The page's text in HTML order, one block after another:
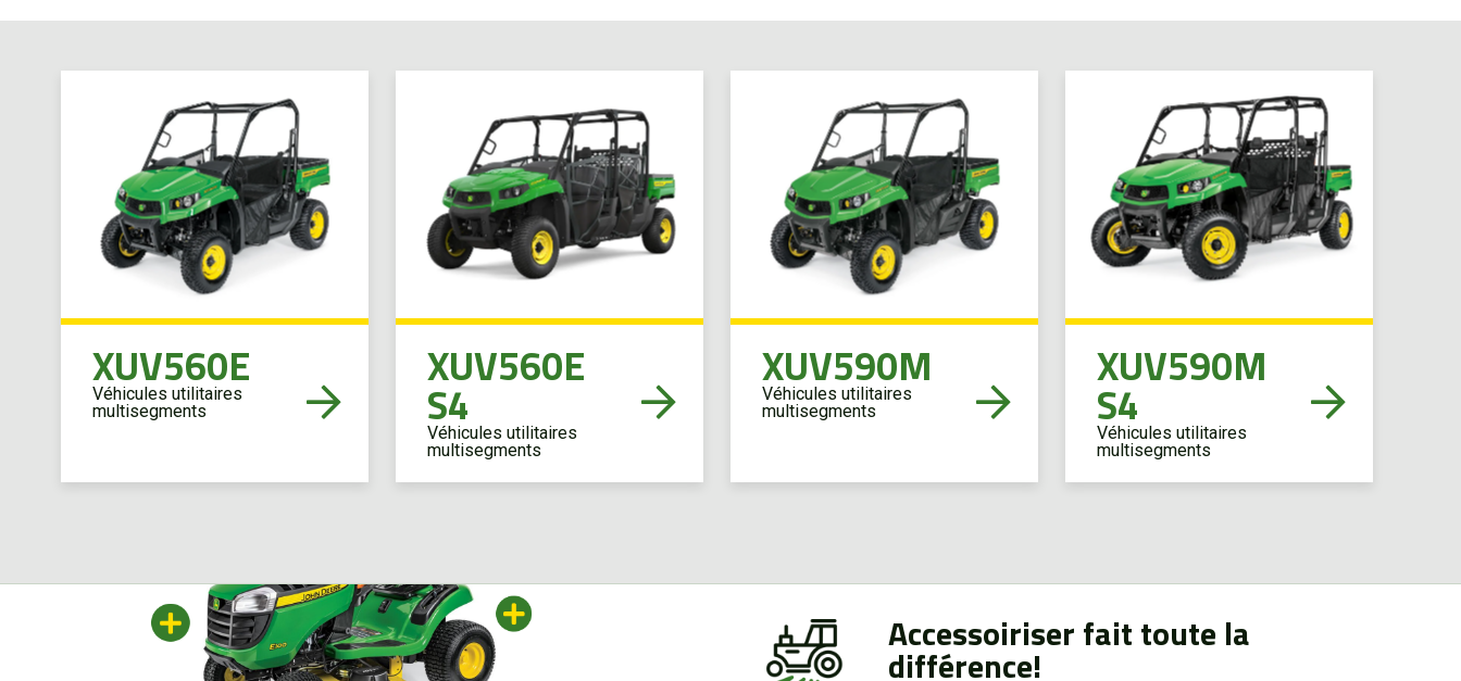
XUV560E
Véhicules utilitaires
multisegments
XUV560E
S4
Véhicules utilitaires
multisegments
XUV590M
Véhicules utilitaires
multisegments
XUV590M
S4
Véhicules utilitaires
multisegments
Accessoiriser fait toute la
différence!
À propos
Actualités
Nous joindre